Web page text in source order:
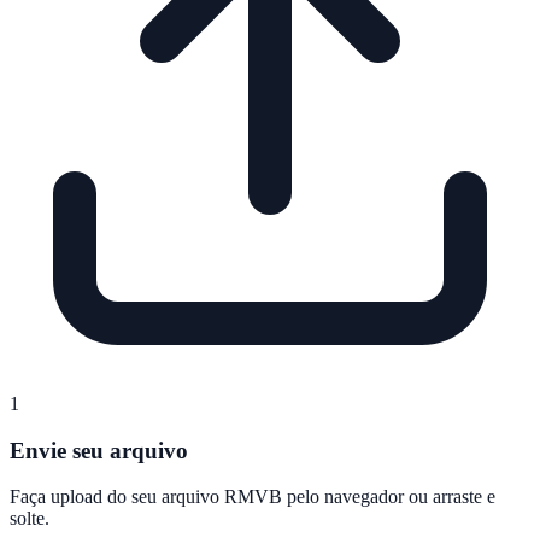
1
Envie seu arquivo
Faça upload do seu arquivo RMVB pelo navegador ou arraste e
solte.